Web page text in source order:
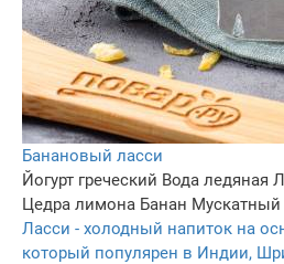
Банановый ласси
Йогурт греческий Вода ледяная
Цедра лимона Банан Мускатный
Ласси - холодный напиток на
который популярен в Индии,